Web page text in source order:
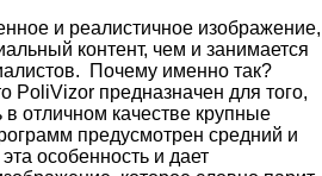
и реалистичное изображение,
контент, чем и занимается
Почему именно так?
PoliVizor предназначен для того,
отличном качестве крупные
предусмотрен средний и
особенность и дает